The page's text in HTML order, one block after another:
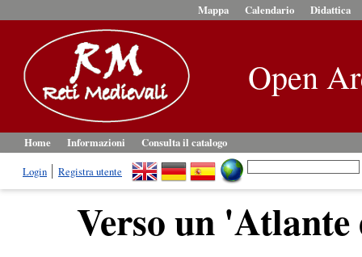
Mappa Calendario Didattica
Open
Home Informazioni
Consulta il catalogo
Login
Registra utente
Verso un